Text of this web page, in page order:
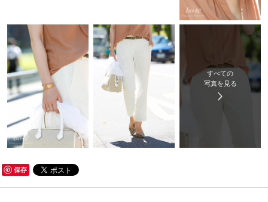
すべての
写真を見る
保存